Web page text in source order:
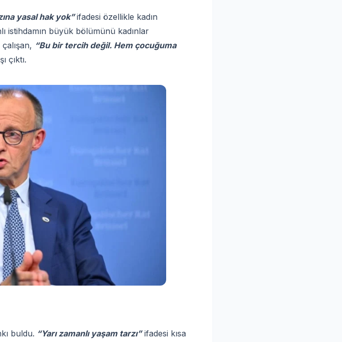
yasal hak yok”ifadesi özellikle kadın
istihdamın büyük bölümünü kadınlar
“Bu bir tercih değil. Hem çocuğuma
çıktı.
buldu. “Yarı zamanlı yaşam tarzı”ifadesi kısa